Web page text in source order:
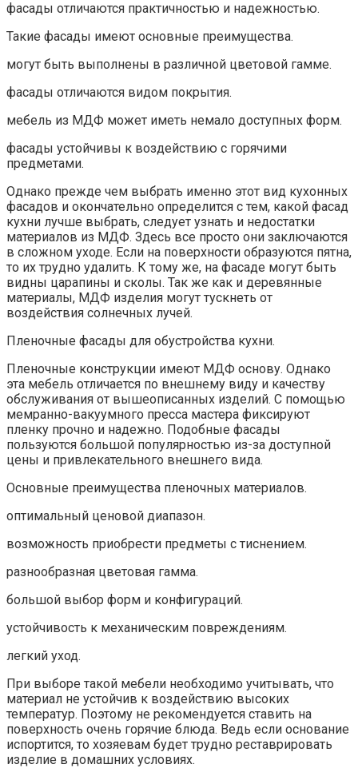
фасады отличаются практичностью и надежностью.
Такие фасады имеют основные преимущества.
могут быть выполнены в различной цветовой гамме.
фасады отличаются видом покрытия.
мебель из МДФ может иметь немало доступных форм.
фасады устойчивы к воздействию с горячими
предметами.
Однако прежде чем выбрать именно этот вид кухонных
фасадов и окончательно определится с тем, какой фасад
кухни лучше выбрать, следует узнать и недостатки
материалов из МДФ. Здесь все просто они заключаются
в сложном уходе. Если на поверхности образуются пятна,
то их трудно удалить. К тому же, на фасаде могут быть
видны царапины и сколы. Так же как и деревянные
материалы, МДФ изделия могут тускнеть от
воздействия солнечных лучей.
Пленочные фасады для обустройства кухни.
Пленочные конструкции имеют МДФ основу. Однако
эта мебель отличается по внешнему виду и качеству
обслуживания от вышеописанных изделий. С помощью
мемранно-вакуумного пресса мастера фиксируют
пленку прочно и надежно. Подобные фасады
пользуются большой популярностью из-за доступной
цены и привлекательного внешнего вида.
Основные преимущества пленочных материалов.
оптимальный ценовой диапазон.
возможность приобрести предметы с тиснением.
разнообразная цветовая гамма.
большой выбор форм и конфигураций.
устойчивость к механическим повреждениям.
легкий уход.
При выборе такой мебели необходимо учитывать, что
материал не устойчив к воздействию высоких
температур. Поэтому не рекомендуется ставить на
поверхность очень горячие блюда. Ведь если основание
испортится, то хозяевам будет трудно реставрировать
изделие в домашних условиях.